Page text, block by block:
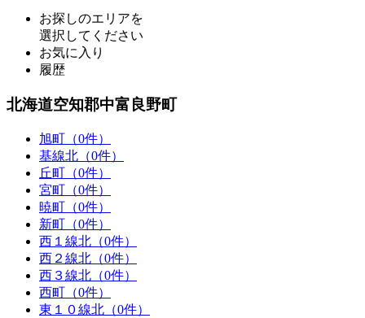
お探しのエリアを
選択してください
お気に入り
履歴
北海道空知郡中富良野町
旭町（0件）
基線北（0件）
丘町（0件）
宮町（0件）
暁町（0件）
新町（0件）
西１線北（0件）
西２線北（0件）
西３線北（0件）
西町（0件）
東１０線北（0件）